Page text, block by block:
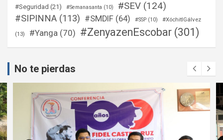
#Seguridad (21) #Semanasanta (10) #SEV (124)
#SIPINNA (113) #SMDIF (64) #SSP (10) #XóchitlGálvez
(13) #Yanga (70) #ZenyazenEscobar (301)
No te pierdas